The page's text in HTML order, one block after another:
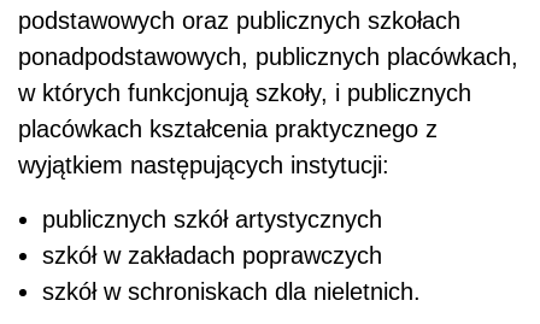
podstawowych oraz publicznych szkołach
ponadpodstawowych, publicznych placówkach,
w których funkcjonują szkoły, i publicznych
placówkach kształcenia praktycznego z
wyjątkiem następujących instytucji:
publicznych szkół artystycznych
szkół w zakładach poprawczych
szkół w schroniskach dla nieletnich.